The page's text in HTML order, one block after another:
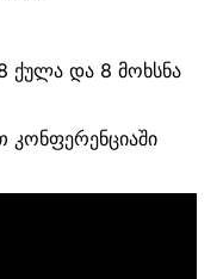
და 8 მოხსნა